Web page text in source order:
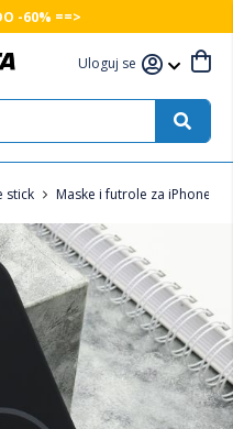
-60% ==>
Uloguj se
stick Maske i futrole za iPhone